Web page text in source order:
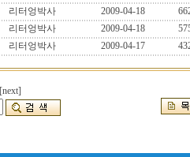
리터엉박사 2009-04-18
리터엉박사 2009-04-18
리터엉박사 2009-04-17
[next]